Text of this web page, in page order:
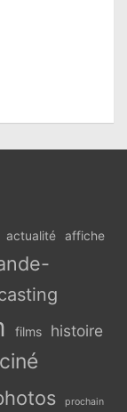
actualité affiche
films histoire
prochain